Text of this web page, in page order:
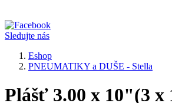
Sledujte nás
Eshop
PNEUMATIKY a DUŠE - Stella
Plášť 3.00 x 10"(3 x